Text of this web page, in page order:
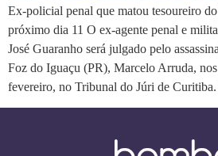
Ex-policial penal que matou tesoureiro
próximo dia 11 O ex-agente penal e
José Guaranho será julgado pelo
Foz do Iguaçu (PR), Marcelo Arruda,
fevereiro, no Tribunal do Júri de